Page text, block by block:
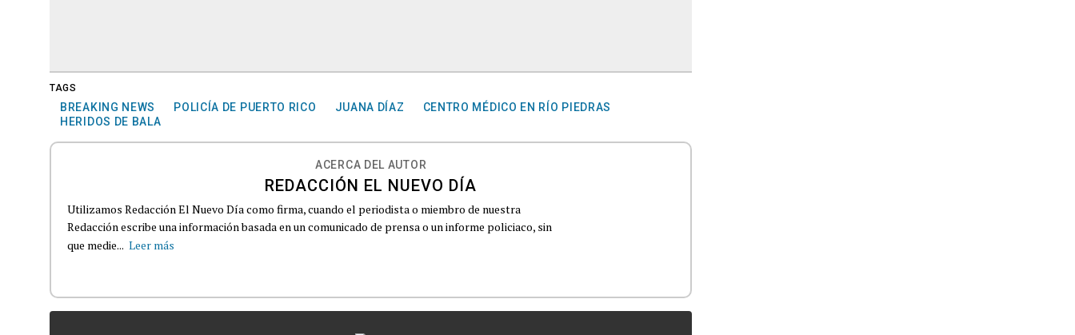
TAGS
BREAKING NEWS POLICÍA DE PUERTO RICO JUANA DÍAZ
CENTRO MÉDICO EN RÍO PIEDRAS
HERIDOS DE BALA
ACERCA DEL AUTOR
REDACCIÓN EL NUEVO DÍA
Utilizamos Redacción El Nuevo Día como firma, cuando el periodista o miembro de nuestra
Redacción escribe una información basada en un comunicado de prensa o un informe policiaco, sin
que medie... Leer más